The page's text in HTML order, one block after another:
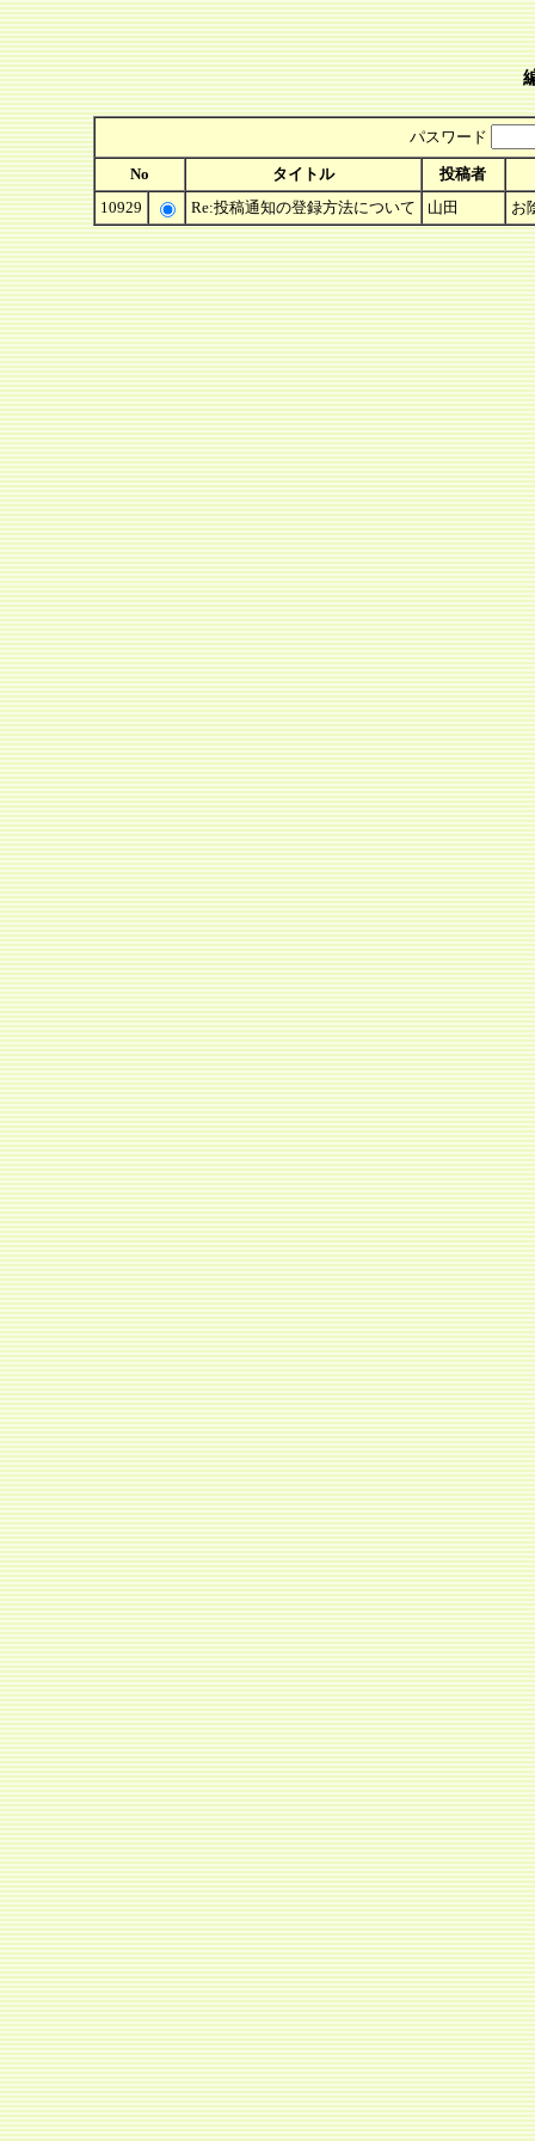
パスワード
No タイトル
投稿者
10929
Re:投稿通知の登録方法について 山田 お